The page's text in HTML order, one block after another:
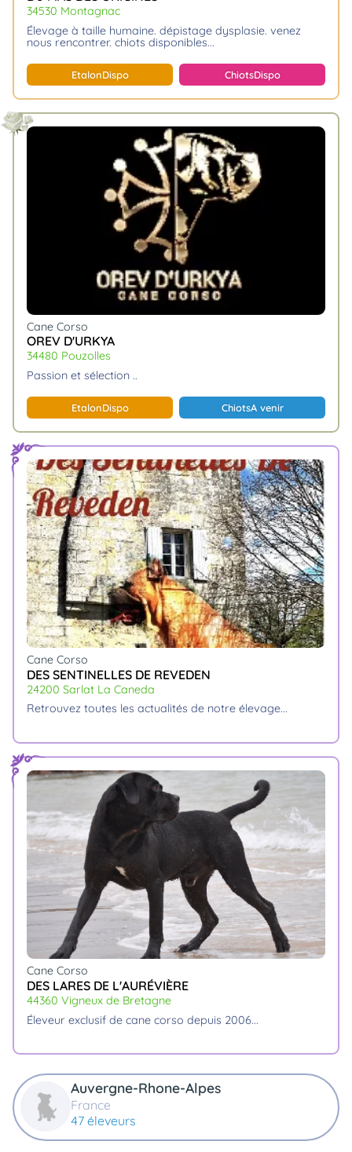
34530 Montagnac
élevage à taille humaine. dépistage dysplasie. venez
nous rencontrer. chiots disponibles.
EtalonDispo ChiotsDispo
Cane Corso
OREV D'URKYA
34480 Pouzolles
passion et sélection
EtalonDispo ChiotsA venir
Cane Corso
DES SENTINELLES DE REVEDEN
24200 Sarlat La Caneda
retrouvez toutes les actualités de notre élevage.
Cane Corso
DES LARES DE L'AURÉVIÈRE
44360 Vigneux de Bretagne
éleveur exclusif de cane corso depuis 2006.
Auvergne-Rhone-Alpes
France
47 éleveurs